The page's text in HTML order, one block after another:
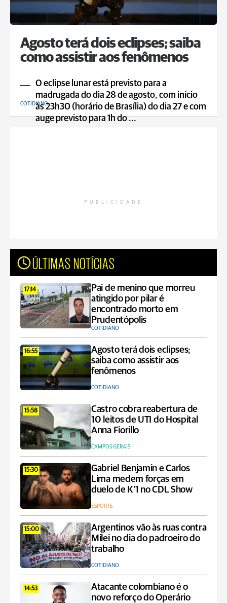
Agosto terá dois eclipses; saiba
como assistir aos fenômenos
O eclipse lunar está previsto para a
madrugada do dia 28 de agosto, com início
às 23h30 (horário de Brasília) do dia 27 e com
auge previsto para 1h do ...
COTIDIANO
PUBLICIDADE
ÚLTIMAS NOTÍCIAS
17:14
Pai de menino que morreu
atingido por pilar é
encontrado morto em
Prudentópolis
COTIDIANO
16:55
Agosto terá dois eclipses;
saiba como assistir aos
fenômenos
COTIDIANO
15:58
Castro cobra reabertura de
10 leitos de UTI do Hospital
Anna Fiorillo
CAMPOS GERAIS
15:30
Gabriel Benjamin e Carlos
Lima medem forças em
duelo de K’1 no CDL Show
ESPORTE
15:00
Argentinos vão às ruas contra
Milei no dia do padroeiro do
trabalho
COTIDIANO
14:53
Atacante colombiano é o
novo reforço do Operário